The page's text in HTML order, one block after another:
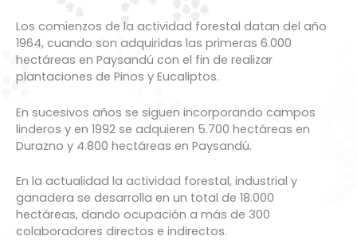
Los comienzos de la actividad forestal datan del año
1964, cuando son adquiridas las primeras 6.000
hectáreas en Paysandú con el fin de realizar
plantaciones de Pinos y Eucaliptos.
En sucesivos años se siguen incorporando campos
linderos y en 1992 se adquieren 5.700 hectáreas en
Durazno y 4.800 hectáreas en Paysandú.
En la actualidad la actividad forestal, industrial y
ganadera se desarrolla en un total de 18.000
hectáreas, dando ocupación a más de 300
colaboradores directos e indirectos.